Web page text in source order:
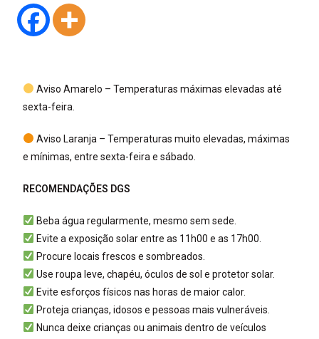
Aviso Amarelo – Temperaturas máximas elevadas até
sexta-feira.
Aviso Laranja – Temperaturas muito elevadas, máximas
e mínimas, entre sexta-feira e sábado.
RECOMENDAÇÕES DGS
Beba água regularmente, mesmo sem sede.
Evite a exposição solar entre as 11h00 e as 17h00.
Procure locais frescos e sombreados.
Use roupa leve, chapéu, óculos de sol e protetor solar.
Evite esforços físicos nas horas de maior calor.
Proteja crianças, idosos e pessoas mais vulneráveis.
Nunca deixe crianças ou animais dentro de veículos